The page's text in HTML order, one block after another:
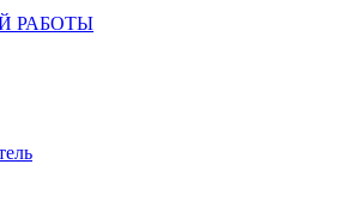
РАБОТЫ